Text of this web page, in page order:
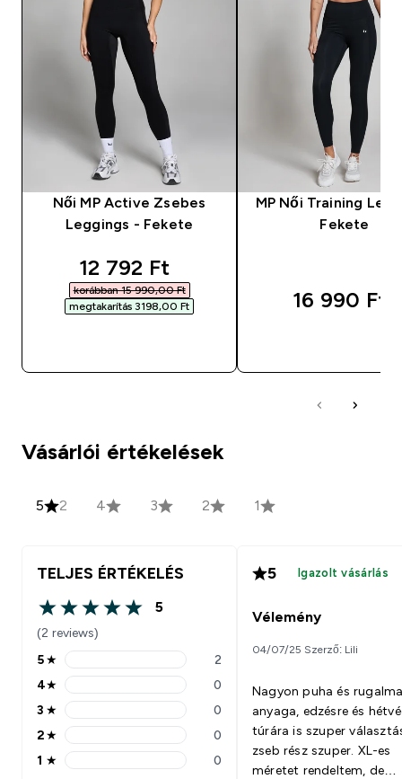
Női MP Active Zsebes
Leggings - Fekete
discounted price
12 792 Ft‎
korábban 15 990,00 Ft‎
megtakarítás 3198,00 Ft‎
MP Női Training
Fekete
16 990 Ft‎
Vásárlói értékelések
5 2 4 3 2 1
TELJES ÉRTÉKELÉS
5 out of 5 stars
5
(2 reviews)
5 stars rating 2 reviews
5★ 2
4 stars rating 0 reviews
4★ 0
3 stars rating 0 reviews
3 ★ 0
2 stars rating 0 reviews
2★ 0
1 stars rating 0 reviews
1 ★ 0
5 Igazolt vásárlás
Vélemény
04/07/25 Szerző: Lili
Nagyon puha és
anyaga, edzésre és
túrára is szuper
zseb rész szuper. XL-es
méretet rendeltem, de